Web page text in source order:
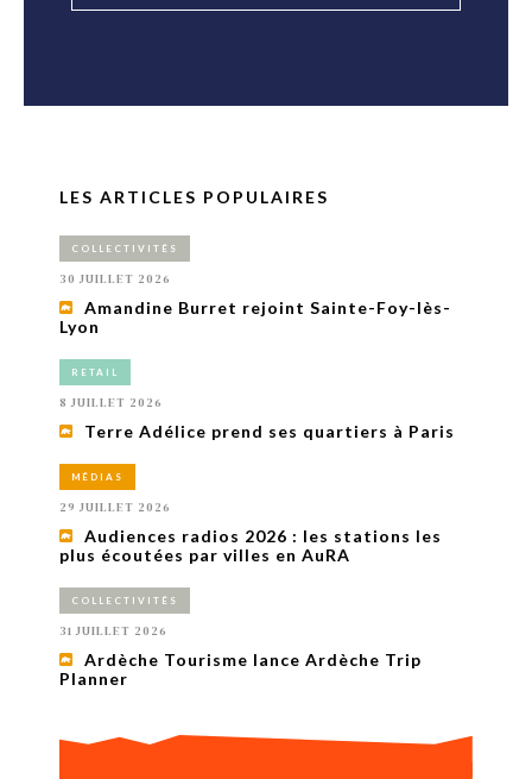
LES ARTICLES POPULAIRES
COLLECTIVITÉS
30 JUILLET 2026
Amandine Burret rejoint Sainte-Foy-lès-
Lyon
RETAIL
8 JUILLET 2026
Terre Adélice prend ses quartiers à Paris
MÉDIAS
29 JUILLET 2026
Audiences radios 2026 : les stations les
plus écoutées par villes en AuRA
COLLECTIVITÉS
31 JUILLET 2026
Ardèche Tourisme lance Ardèche Trip
Planner